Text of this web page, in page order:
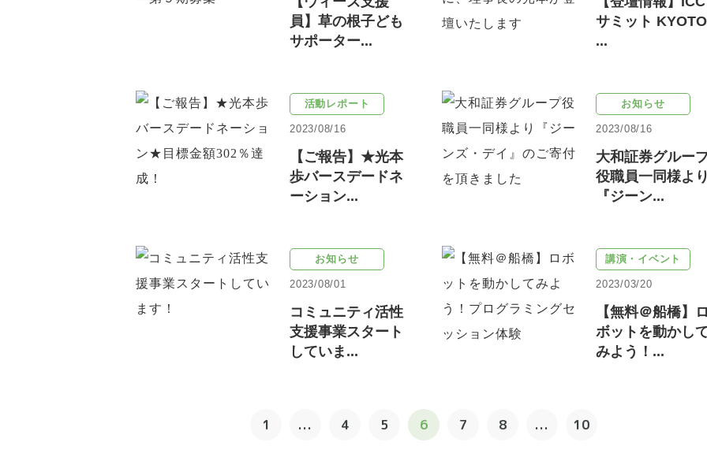
員】草の根子ども
サポーター...
サミット KYOTO
...
活動レポート
2023/08/16
【ご報告】★光本
歩バースデードネ
ーション...
お知らせ
2023/08/16
大和証券グルー
役職員一同様よ
『ジーン...
お知らせ
2023/08/01
コミュニティ活性
支援事業スタート
していま...
講演・イベント
2023/03/20
【無料＠船橋】
ボットを動かし
みよう！...
1 ... 4 5 6 7 8 ... 10